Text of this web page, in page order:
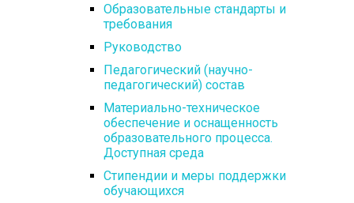
Образовательные стандарты и
требования
Руководство
Педагогический (научно-
педагогический) состав
Материально-техническое
обеспечение и оснащенность
образовательного процесса.
Доступная среда
Стипендии и меры поддержки
обучающихся